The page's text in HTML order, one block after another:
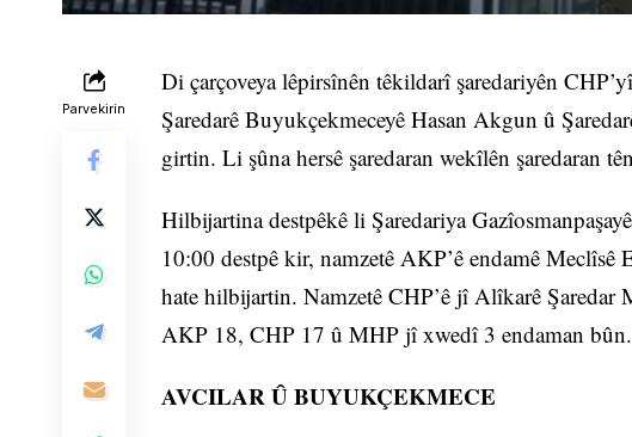
Parvekirin
Di çarçoveya lêpirsînên têkildarî şaredariyên
Şaredarê Buyukçekmeceyê Hasan Akgun û
girtin. Li şûna hersê şaredaran wekîlên şaredaran
Hilbijartina destpêkê li Şaredariya
10:00 destpê kir, namzetê AKP’ê endamê
hate hilbijartin. Namzetê CHP’ê jî Alîkarê Şaredar
AKP 18, CHP 17 û MHP jî xwedî 3 endaman bûn.
AVCILAR Û BUYUKÇEKMECE